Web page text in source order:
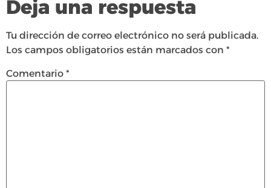
Deja una respuesta
Tu dirección de correo electrónico no será publicada.
Los campos obligatorios están marcados con *
Comentario *